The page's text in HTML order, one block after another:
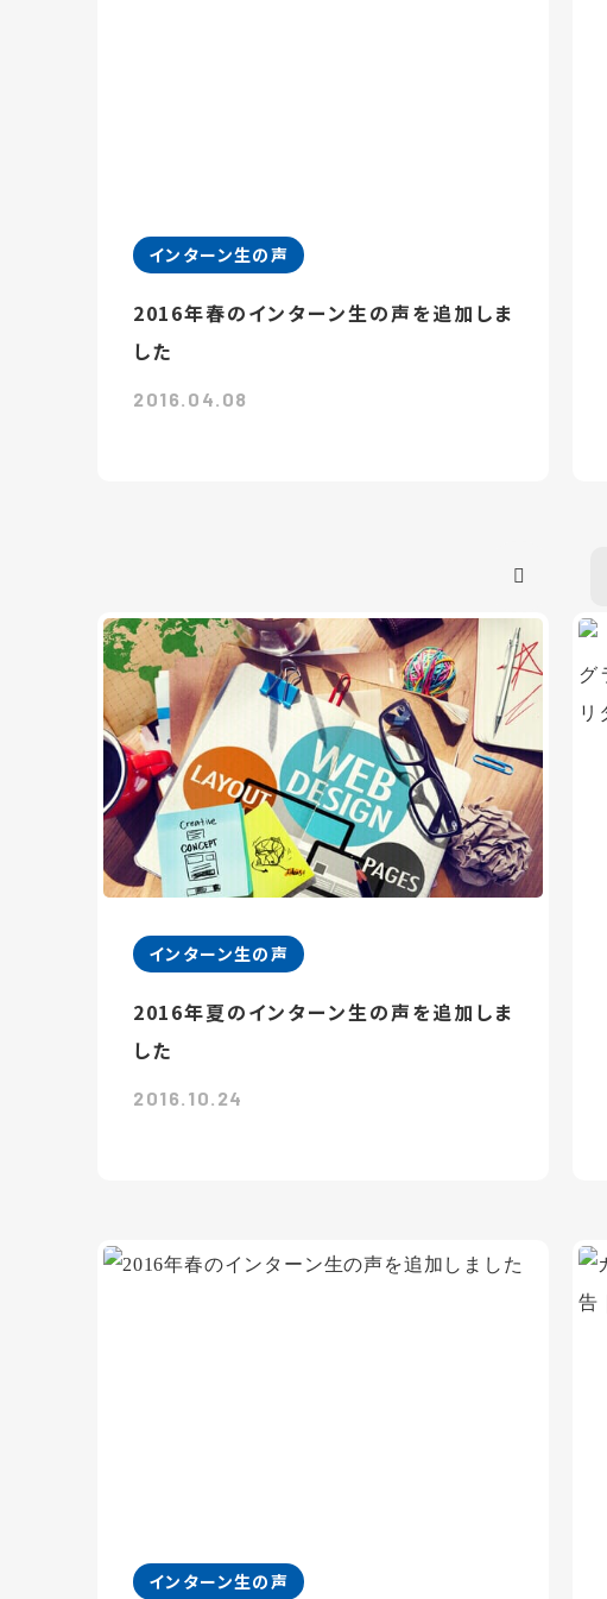
インターン生の声
2016年春のインターン生の声を追加しま
した
2016.04.08
インターン生の声
2016年夏のインターン生の声を追加しま
した
2016.10.24
インターン生の声